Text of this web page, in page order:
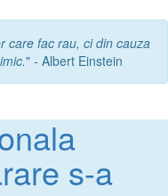
care fac rau, ci din cauza
" - Albert Einstein
s-a